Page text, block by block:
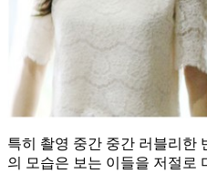
특히 촬영 중간 중간 러블리한
의 모습은 보는 이들을 저절로